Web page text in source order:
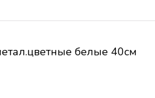
белые 40см